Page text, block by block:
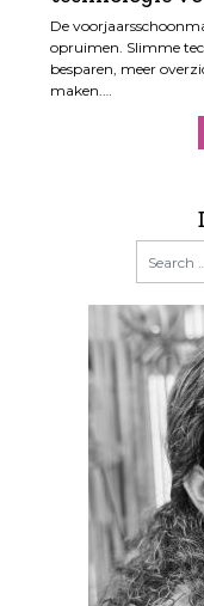
De
opruimen. Slimme
besparen, meer
maken.…